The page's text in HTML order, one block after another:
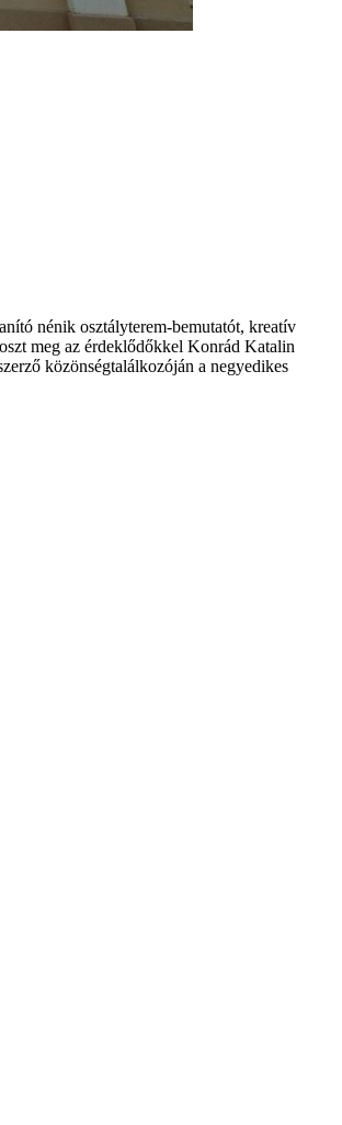
nénik osztályterem-bemutatót, kreatív
meg az érdeklődőkkel Konrád Katalin
közönségtalálkozóján a negyedikes